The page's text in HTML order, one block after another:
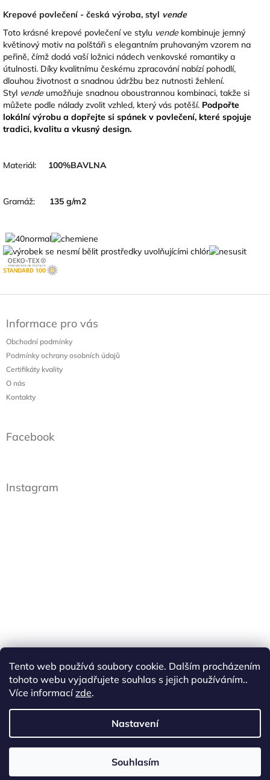
Tento web používá soubory cookie. Dalším procházením
tohoto webu vyjadřujete souhlas s jejich používáním..
Více informacízde.
Nastavení
Souhlasím
Krepové povlečení - česká výroba, styl vende
Toto krásné krepové povlečení ve stylu vende kombinuje jemný
květinový motiv na polštáři s elegantním pruhovaným vzorem na
peřině, čímž dodá vaší ložnici nádech venkovské romantiky a
útulnosti. Díky kvalitnímu českému zpracování nabízí pohodlí,
dlouhou životnost a snadnou údržbu bez nutnosti žehlení.
Styl vende umožňuje snadnou oboustrannou kombinaci, takže si
můžete podle nálady zvolit vzhled, který vás potěší. Podpořte
lokální výrobu a dopřejte si spánek v povlečení, které spojuje
tradici, kvalitu a vkusný design.
Materiál: 100%BAVLNA
Gramáž: 135 g/m2
a
Informace pro vás
Obchodní podmínky
Podmínky ochrany osobních údajů
Certifikáty kvality
O nás
Kontakty
Facebook
Instagram
Sledovat na Instagramu